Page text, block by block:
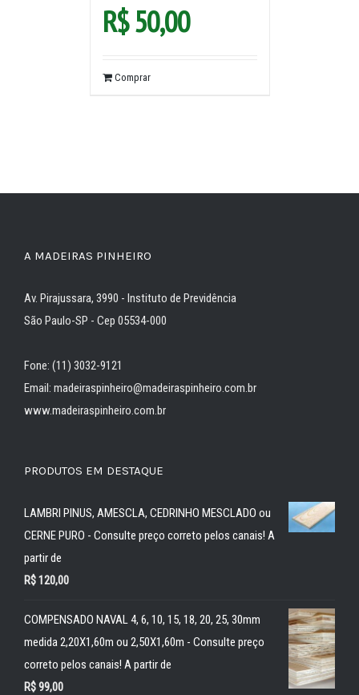
R$50,00
Comprar
A MADEIRAS PINHEIRO
Av. Pirajussara, 3990 - Instituto de Previdência
São Paulo-SP - Cep 05534-000
Fone: (11) 3032-9121
Email: madeiraspinheiro@madeiraspinheiro.com.br
www.madeiraspinheiro.com.br
PRODUTOS EM DESTAQUE
LAMBRI PINUS, AMESCLA, CEDRINHO MESCLADO ou
CERNE PURO - Consulte preço correto pelos canais! A
partir de
R$120,00
COMPENSADO NAVAL 4, 6, 10, 15, 18, 20, 25, 30mm
medida 2,20X1,60m ou 2,50X1,60m - Consulte preço
correto pelos canais! A partir de
R$99,00